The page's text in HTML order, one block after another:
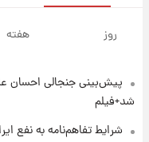
۱ روز پیش
روز هفته
پیش‌بینی جنجالی احسان
شد+فیلم
شرایط تفاهم‌نامه به نفع